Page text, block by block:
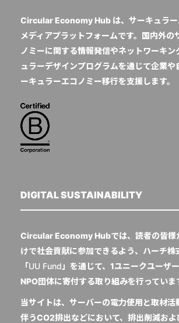
Circular Economy Hub は、サーキュラー
メディアプラットフォームです。国内外の
ノミーに関する情報発信やネットワーキン
ュラーデザインプログラムを通じて企業や
ーキュラーエコノミー移行を支援します。
DIGITAL SUSTAINABILITY
Circular Economy Hubでは、読者の皆様
けで社会貢献に参加できるよう、ハーチ株
「UU Fund 」を通じて、1ユニークユーザ
NPO団体に寄付する取り組みを行っていま
当サイトは、サーバーの電力使用と取材活
伴うCO2排出などにおいて、排出削減およ